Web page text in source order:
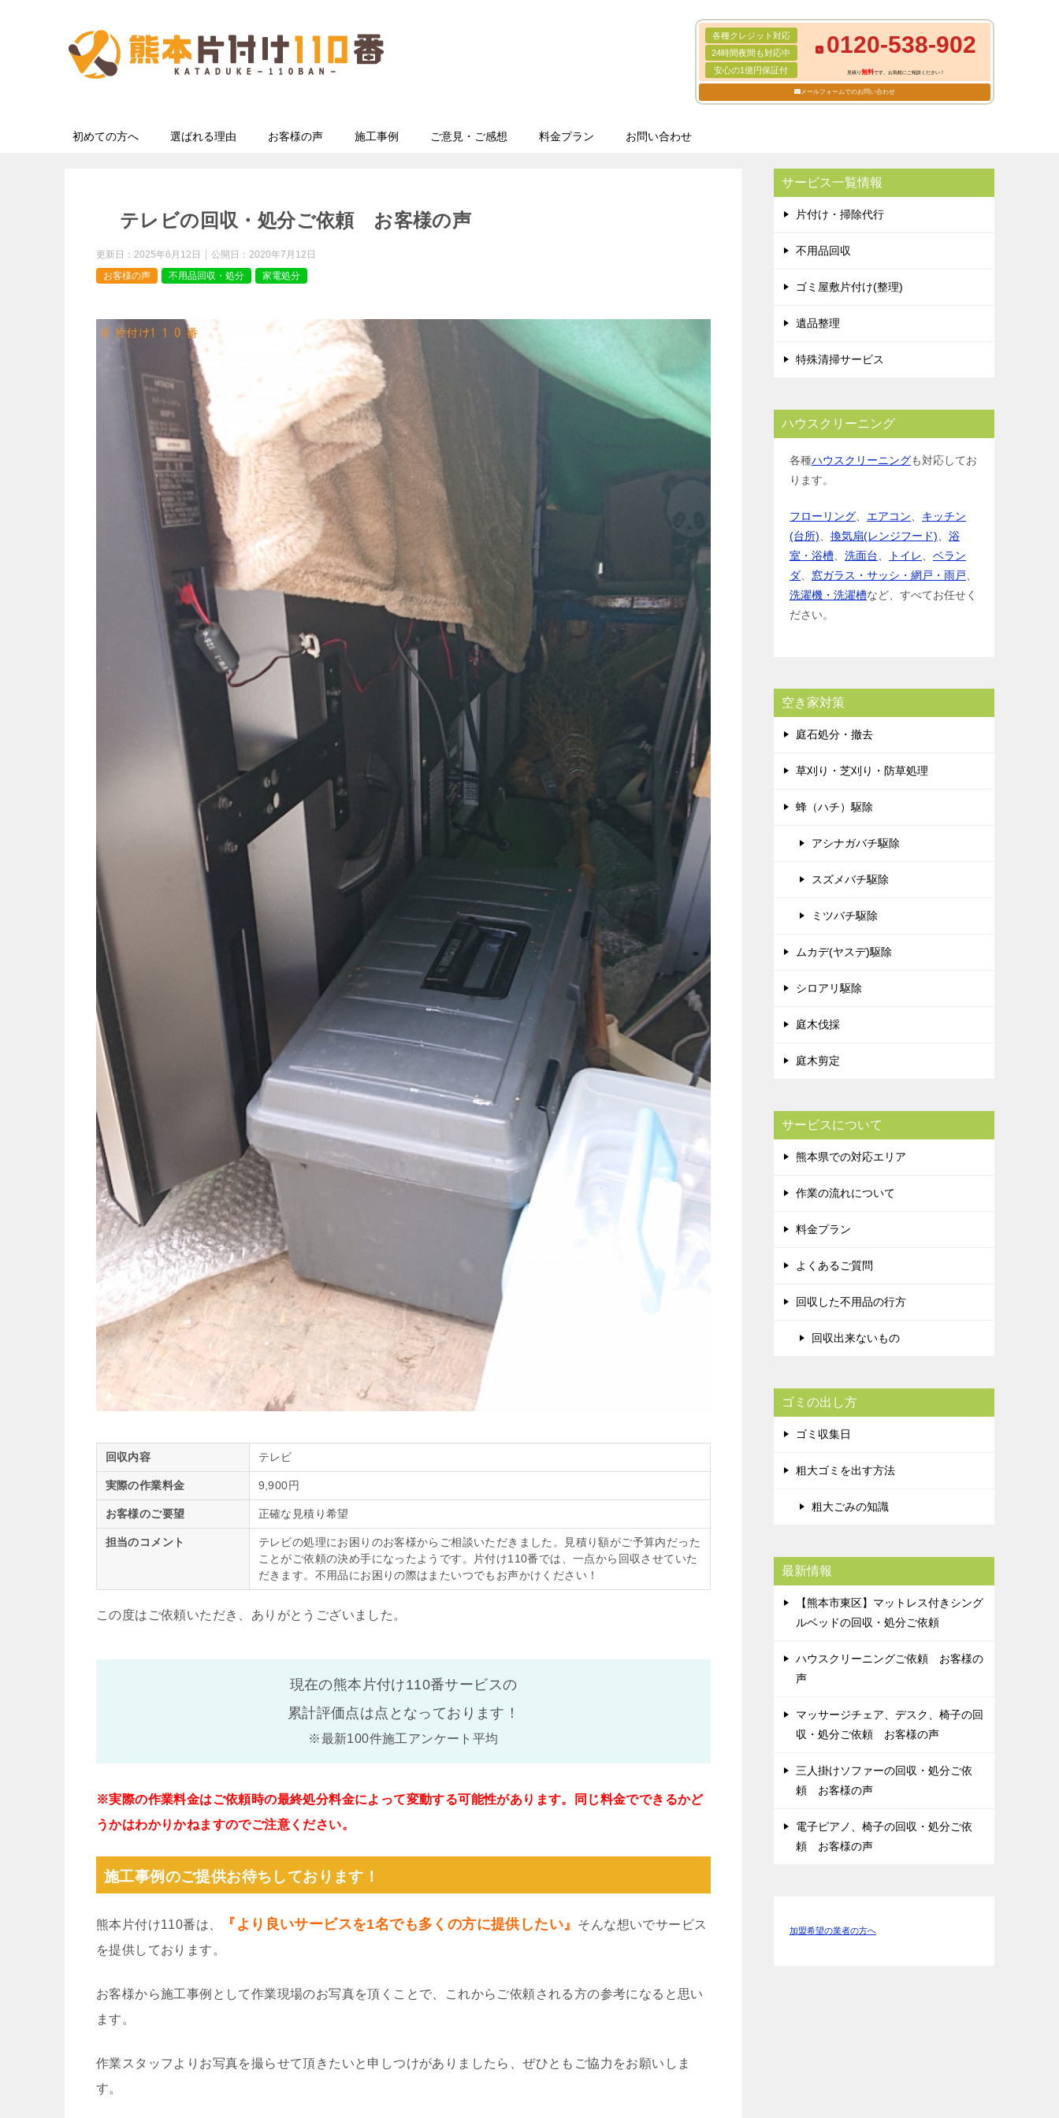
各種クレジット対応
24時間夜間も対応中
安心の1億円保証付
0120-538-902
見積り無料です。お気軽にご相談ください！
メールフォームでのお問い合わせ
初めての方へ 選ばれる理由 お客様の声 施工事例 ご意見・ご感想 料金プラン お問い合わせ
テレビの回収・処分ご依頼 お客様の声
更新日： 2025年6月12日 公開日： 2020年7月12日
お客様の声
不用品回収・処分 家電処分
回収内容 テレビ
実際の作業料金 9,900円
お客様のご要望 正確な見積り希望
担当のコメント
テレビの処理にお困りのお客様からご相談いただきました。見積り額がご予算内だった
ことがご依頼の決め手になったようです。片付け110番では、一点から回収させていた
だきます。不用品にお困りの際はまたいつでもお声かけください！
この度はご依頼いただき、ありがとうございました。
現在の熊本片付け110番サービスの
累計評価点は点となっております！
※最新100件施工アンケート平均
※実際の作業料金はご依頼時の最終処分料金によって変動する可能性があります。同じ料金でできるかど
うかはわかりかねますのでご注意ください。
施工事例のご提供お待ちしております！
熊本片付け110番は、 『より良いサービスを1名でも多くの方に提供したい』
そんな想いでサービス
を提供しております。
お客様から施工事例として作業現場のお写真を頂くことで、これからご依頼される方の参考になると思い
ます。
作業スタッフよりお写真を撮らせて頂きたいと申しつけがありましたら、ぜひともご協力をお願いしま
す。
サービス一覧情報
片付け・掃除代行
不用品回収
ゴミ屋敷片付け(整理)
遺品整理
特殊清掃サービス
ハウスクリーニング
各種ハウスクリーニングも対応してお
ります。
フローリング エアコン
キッチン
(台所)
換気扇(レンジフード)
浴
室・浴槽
洗面台 トイレ
ベラン
ダ
窓ガラス・サッシ・網戸・雨戸
洗濯機・洗濯槽など、すべてお任せく
ださい。
空き家対策
庭石処分・撤去
草刈り・芝刈り・防草処理
蜂（ハチ）駆除
アシナガバチ駆除
スズメバチ駆除
ミツバチ駆除
ムカデ(ヤスデ)駆除
シロアリ駆除
庭木伐採
庭木剪定
サービスについて
熊本県での対応エリア
作業の流れについて
料金プラン
よくあるご質問
回収した不用品の行方
回収出来ないもの
ゴミの出し方
ゴミ収集日
粗大ゴミを出す方法
粗大ごみの知識
最新情報
【熊本市東区】マットレス付きシング
ルベッドの回収・処分ご依頼
ハウスクリーニングご依頼 お客様の
声
マッサージチェア、デスク、椅子の回
収・処分ご依頼 お客様の声
三人掛けソファーの回収・処分ご依
頼 お客様の声
電子ピアノ、椅子の回収・処分ご依
頼 お客様の声
加盟希望の業者の方へ